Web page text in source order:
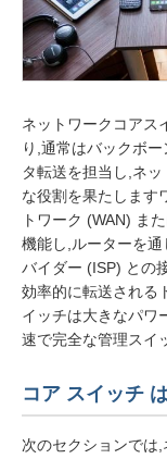
ネットワークコアス
り,通常はバックボ
タ転送を担当し,ネ
な役割を果たします
トワーク (WAN) ま
機能し,ルーターを
バイダー (ISP) との
効率的に転送される
イッチは大きなパワ
速で完全な管理スイ
コア スイッチ
次のセクションでは